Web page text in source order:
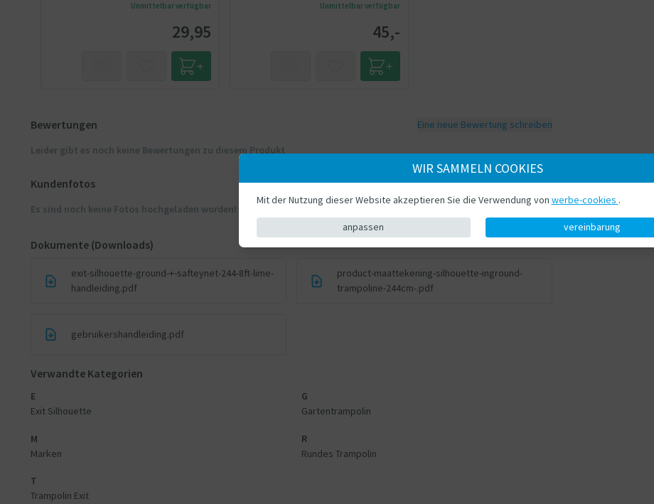
29,95
Unmittelbar verfügbar
45,-
Unmittelbar verfügbar
Bewertungen
Eine neue Bewertung schreiben
Leider gibt es noch keine Bewertungen zu diesem Produkt
Kundenfotos
Laden Sie Ihr eigenes Foto hoch
Es sind noch keine Fotos hochgeladen worden! Kundenfotos zuerst hochladen
Dokumente (Downloads)
exit-silhouette-ground-+-safteynet-244-8ft-lime-
handleiding.pdf
product-maattekening-silhouette-inground-
trampoline-244cm-.pdf
gebruikershandleiding.pdf
Verwandte Kategorien
E
Exit Silhouette
G
Gartentrampolin
M
Marken
R
Rundes Trampolin
T
Trampolin Exit
WIR SAMMELN COOKIES
Mit der Nutzung dieser Website akzeptieren Sie die Verwendung von werbe-cookies .
anpassen vereinbarung